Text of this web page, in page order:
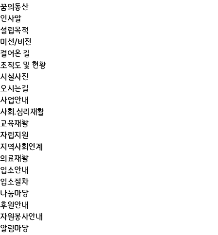
꿈의동산
인사말
설립목적
미션/비전
걸어온 길
조직도 및 현황
시설사진
오시는길
사업안내
사회.심리재활
교육재활
자립지원
지역사회연계
의료재활
입소안내
입소절차
나눔마당
후원안내
자원봉사안내
알림마당